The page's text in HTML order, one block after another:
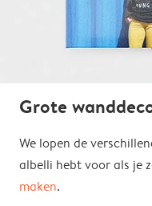
Grote
We lopen de
albelli hebt voor als je
maken.